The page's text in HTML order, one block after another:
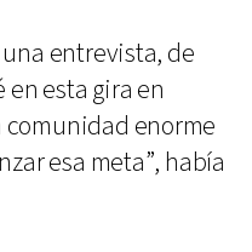
una entrevista, de
en esta gira en
comunidad enorme
esa meta”, había